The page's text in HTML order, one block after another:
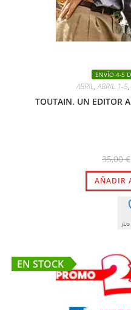
ENVÍO 4-5
ABRIL,ABRIL 1-5,
TOUTAIN. UN EDITOR
35,00€
AÑADIR
EN STOCK